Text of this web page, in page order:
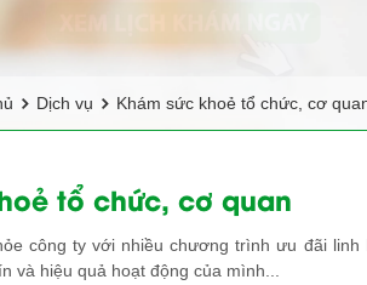
Dịch vụ Khám sức khoẻ tổ chức, cơ
tổ chức, cơ quan
công ty với nhiều chương trình ưu đãi
và hiệu quả hoạt động của mình...